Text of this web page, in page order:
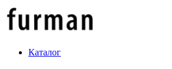
Каталог